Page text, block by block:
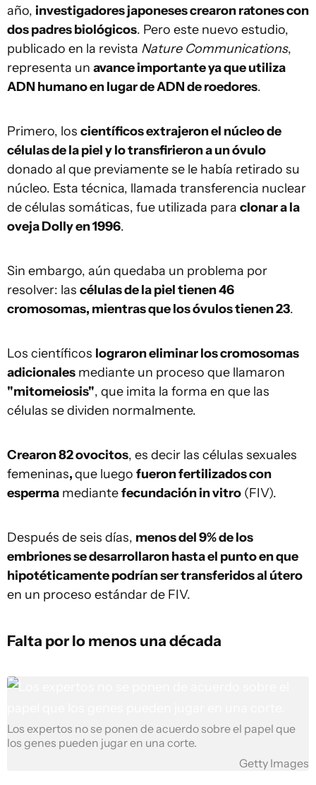
año, investigadores japoneses crearon ratones con
dos padres biológicos. Pero este nuevo estudio,
publicado en la revista Nature Communications,
representa un avance importante ya que utiliza
ADN humano en lugar de ADN de roedores.
Primero, los científicos extrajeron el núcleo de
células de la piel y lo transfirieron a un óvulo
donado al que previamente se le había retirado su
núcleo. Esta técnica, llamada transferencia nuclear
de células somáticas, fue utilizada para clonar a la
oveja Dolly en 1996.
Sin embargo, aún quedaba un problema por
resolver: las células de la piel tienen 46
cromosomas, mientras que los óvulos tienen 23.
Los científicos lograron eliminar los cromosomas
adicionales mediante un proceso que llamaron
"mitomeiosis", que imita la forma en que las
células se dividen normalmente.
Crearon 82 ovocitos, es decir las células sexuales
femeninas,que luego fueron fertilizados con
esperma mediantefecundación in vitro (FIV).
Después de seis días, menos del 9% de los
embriones se desarrollaron hasta el punto en que
hipotéticamente podrían ser transferidos al útero
en un proceso estándar de FIV.
Falta por lo menos una década
Los expertos no se ponen de acuerdo sobre el papel que
los genes pueden jugar en una corte.
Getty Images